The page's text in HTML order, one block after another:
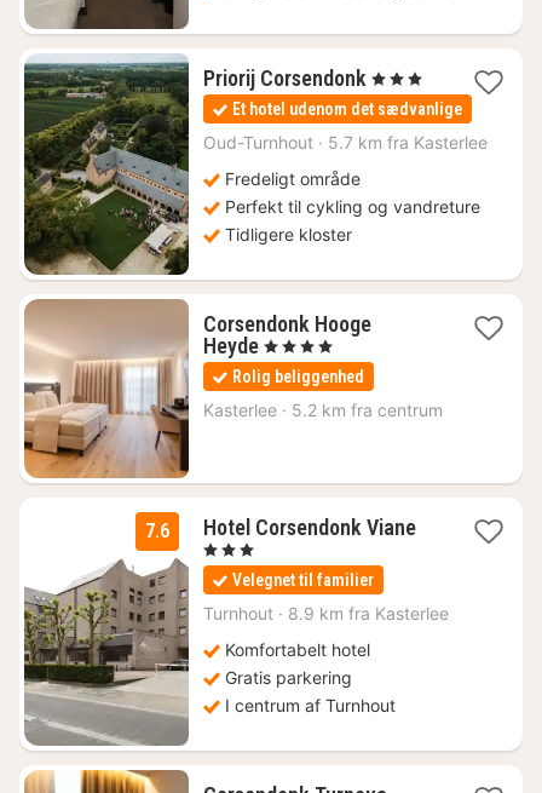
Priorij Corsendonk 1
nat
fra
797
, 3 Stjerner
Et hotel udenom det sædvanlige
Oud-Turnhout · 5.7 km fra Kasterlee
Fredeligt område
Perfekt til cykling og vandreture
Tidligere kloster
Corsendonk Hooge
Heyde1
nat
fra
824
, 4 Stjerner
Rolig beliggenhed
Kasterlee · 5.2 km fra centrum
7.6 Hotel Corsendonk Viane1
kr.
, 3 Stjerner
Velegnet til familier
Turnhout · 8.9 km fra Kasterlee
Komfortabelt hotel
Gratis parkering
I centrum af Turnhout